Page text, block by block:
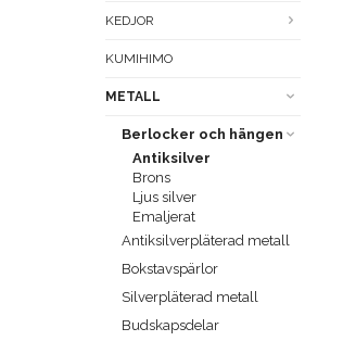
KEDJOR
KUMIHIMO
METALL
Berlocker och hängen
Antiksilver
Brons
Ljus silver
Emaljerat
Antiksilverpläterad metall
Bokstavspärlor
Silverpläterad metall
Budskapsdelar